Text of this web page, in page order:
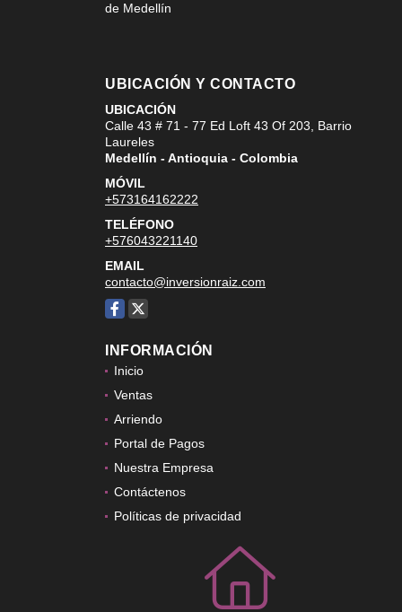
de Medellín
UBICACIÓN Y CONTACTO
UBICACIÓN
Calle 43 # 71 - 77 Ed Loft 43 Of 203, Barrio
Laureles
Medellín - Antioquia - Colombia
MÓVIL
+573164162222
TELÉFONO
+576043221140
EMAIL
contacto@inversionraiz.com
Facebook
X
INFORMACIÓN
Inicio
Ventas
Arriendo
Portal de Pagos
Nuestra Empresa
Contáctenos
Políticas de privacidad